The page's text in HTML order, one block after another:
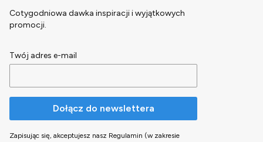
Cotygodniowa dawka inspiracji i wyjątkowych
promocji.
Twój adres e-mail
Dołącz do newslettera
Zapisując się, akceptujesz nasz Regulamin (w zakresie